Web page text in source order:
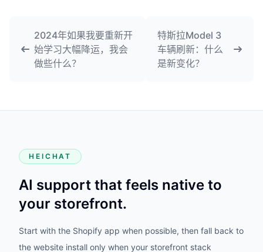
2024年如果我要重新开
始学习大幅降运，我会
做些什么？
特斯拉Model 3
车辆刷新：什么
是新变化？
HEICHAT
AI support that feels native to
your storefront.
Start with the Shopify app when possible, then fall back to
the website install only when your storefront stack